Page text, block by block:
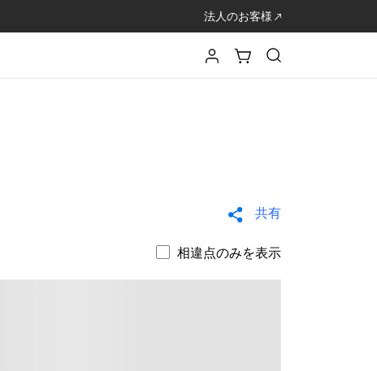
法人のお客様
共有
相違点のみを表示